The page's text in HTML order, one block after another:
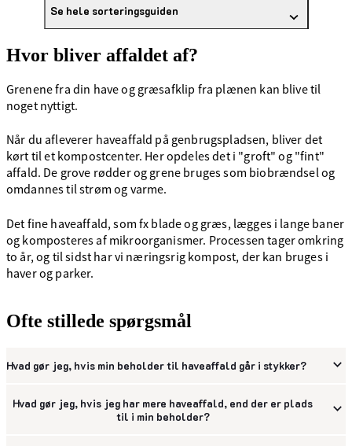
Se hele sorteringsguiden
Hvor bliver affaldet af?
Grenene fra din have og græsafklip fra plænen kan blive til
noget nyttigt.
Når du afleverer haveaffald på genbrugspladsen, bliver det
kørt til et kompostcenter. Her opdeles det i "groft" og "fint"
affald. De grove rødder og grene bruges som biobrændsel og
omdannes til strøm og varme.
Det fine haveaffald, som fx blade og græs, lægges i lange baner
og komposteres af mikroorganismer. Processen tager omkring
to år, og til sidst har vi næringsrig kompost, der kan bruges i
haver og parker.
Ofte stillede spørgsmål
Hvad gør jeg, hvis min beholder til haveaffald går i stykker?
Hvad gør jeg, hvis jeg har mere haveaffald, end der er plads
til i min beholder?